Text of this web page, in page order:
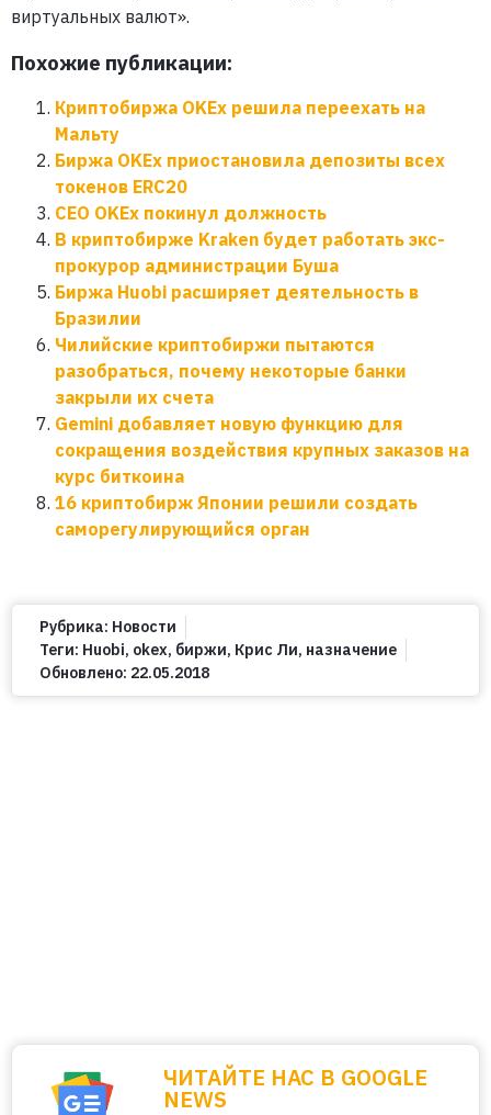
виртуальных валют».
Похожие публикации:
Криптобиржа OKEx решила переехать на
Мальту
Биржа OKEx приостановила депозиты всех
токенов ERC20
СЕО OKEx покинул должность
В криптобирже Kraken будет работать экс-
прокурор администрации Буша
Биржа Huobi расширяет деятельность в
Бразилии
Чилийские криптобиржи пытаются
разобраться, почему некоторые банки
закрыли их счета
Gemini добавляет новую функцию для
сокращения воздействия крупных заказов на
курс биткоина
16 криптобирж Японии решили создать
саморегулирующийся орган
Рубрика: Новости
Теги: Huobi, okex, биржи, Крис Ли, назначение
Обновлено: 22.05.2018
ЧИТАЙТЕ НАС В GOOGLE
NEWS